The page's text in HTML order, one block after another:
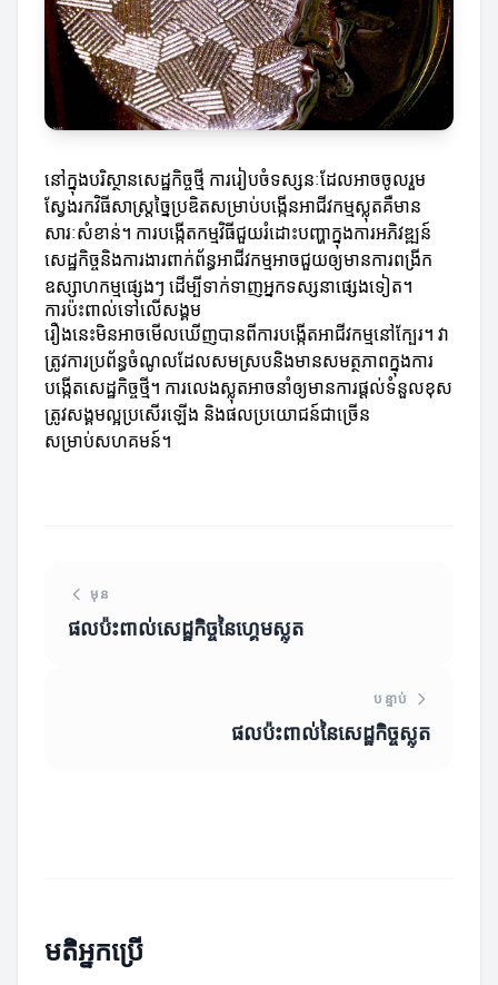
នៅក្នុងបរិស្ថានសេដ្ឋកិច្ចថ្មី ការរៀបចំទស្សនៈដែលអាចចូលរួម
ស្វែងរកវិធីសាស្រ្តច្នៃប្រឌិតសម្រាប់បង្កើនអាជីវកម្មស្លុតគឺមាន
សារៈសំខាន់។ ការបង្កើតកម្មវិធីជួយរំដោះបញ្ហាក្នុងការអភិវឌ្ឍន៍
សេដ្ឋកិច្ចនិងការងារពាក់ព័ន្ធអាជីវកម្មអាចជួយឲ្យមានការពង្រីក
ឧស្សាហកម្មផ្សេងៗ ដើម្បីទាក់ទាញអ្នកទស្សនាផ្សេងទៀត។
ការប៉ះពាល់ទៅលើសង្គម
រឿងនេះមិនអាចមើលឃើញបានពីការបង្កើតអាជីវកម្មនៅក្បែរ។ វា
ត្រូវការប្រព័ន្ធចំណូលដែលសមស្របនិងមានសមត្ថភាពក្នុងការ
បង្កើតសេដ្ឋកិច្ចថ្មី។ ការលេងស្លុតអាចនាំឲ្យមានការផ្ដល់ទំនួលខុស
ត្រូវសង្គមល្អប្រសើរឡើង និងផលប្រយោជន៍ជាច្រើន
សម្រាប់សហគមន៍។
មុន
ផលប៉ះពាល់សេដ្ឋកិច្ចនៃហ្គេមស្លុត
បន្ទាប់
ផលប៉ះពាល់នៃសេដ្ឋកិច្ចស្លុត
មតិអ្នកប្រើ